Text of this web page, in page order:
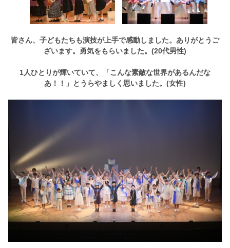
皆さん、子どもたちも演技が上手で感動しました。ありがとうご
ざいます。勇気をもらいました。(20代男性)
1人ひとりが輝いていて、「こんな素敵な世界があるんだな
あ！！」とうらやましく思いました。(女性)